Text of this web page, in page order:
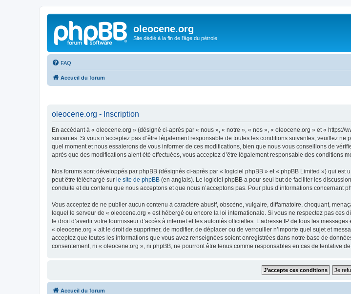
oleocene.org
Site dédié à la fin de l'âge du pétrole
FAQ
Accueil du forum
oleocene.org - Inscription
En accédant à « oleocene.org » (désigné ci-après par « nous », « notre », « nos », « oleocene.org » et «
suivantes. Si vous n’acceptez pas d’être légalement responsable de toutes les conditions suivantes, veuillez
quel moment et nous essaierons de vous informer de ces modifications, bien que nous vous conseillons de
après que des modifications aient été effectuées, vous acceptez d’être légalement responsable des conditions
Nos forums sont développés par phpBB (désignés ci-après par « logiciel phpBB » et « phpBB Limited ») qui est
peut être téléchargé sur le site de phpBB (en anglais). Le logiciel phpBB a pour seul but de faciliter les
conduite et du contenu que nous acceptons et que nous n’acceptons pas. Pour plus d’informations concernant
Vous acceptez de ne publier aucun contenu à caractère abusif, obscène, vulgaire, diffamatoire, choquant,
lequel le serveur de « oleocene.org » est hébergé ou encore la loi internationale. Si vous ne respectez pas
le droit d’avertir votre fournisseur d’accès à internet et les autorités officielles. L’adresse IP de tous les
« oleocene.org » ait le droit de supprimer, de modifier, de déplacer ou de verrouiller n’importe quel sujet et
acceptez que toutes les informations que vous avez renseignées soient enregistrées dans notre base de
consentement, ni « oleocene.org », ni phpBB, ne pourront être tenus comme responsables en cas de tentative
Accueil du forum